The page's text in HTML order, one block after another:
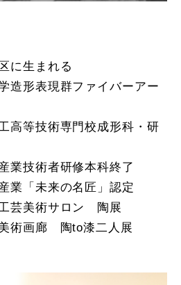
に生まれる
造形表現群ファイバーアー
高等技術専門校成形科・研
業技術者研修本科終了
業「未来の名匠」認定
芸美術サロン 陶展
術画廊 陶to漆二人展